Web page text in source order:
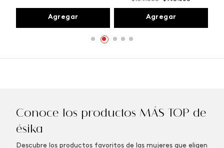
Agregar Agregar
Conoce los productos MÁS TOP de
ésika
Descubre los productos favoritos de las mujeres que eligen